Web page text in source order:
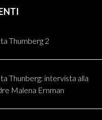
Thumberg 2
Thunberg: intervista alla
Malena Ernman